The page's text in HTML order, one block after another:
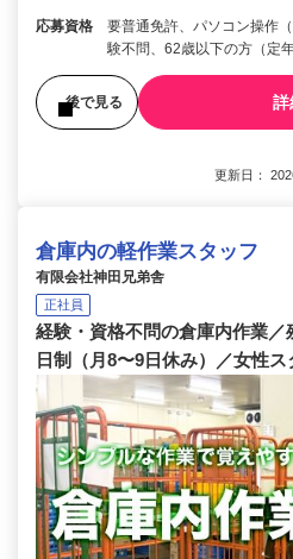
応募資格
要普通免許、パソコン操作
験不問、62歳以下の方（定
後で見る 詳
更新日：
倉庫内の軽作業スタッフ
有限会社神田兄弟舎
正社員
経験・資格不問の倉庫内作業
日制（月8〜9日休み）／女性ス